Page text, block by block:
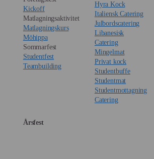
Kickoff
Matlagningsaktivitet
Matlagningskurs
Möhippa
Sommarfest
Studentfest
Teambuilding
Hyra Kock
Italiensk Catering
Julbordscatering
Libanesisk
Catering
Mingelmat
Privat kock
Studentbuffe
Studentmat
Studentmottagning
Catering
Årsfest